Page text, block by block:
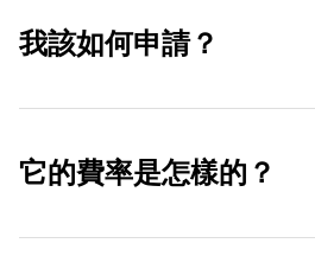
我該如何申請？
它的費率是怎樣的？